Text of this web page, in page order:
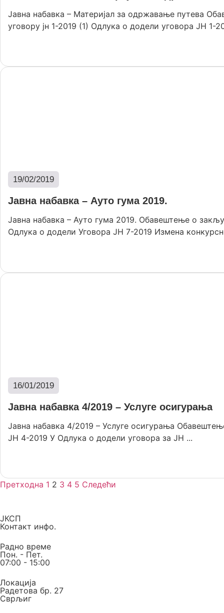
Јавна набавка – Материјал за одржавање путева
уговору јн 1-2019 (1) Одлука о додели уговора ЈН 1-
19/02/2019
Јавна набавка – Ауто гума 2019.
Јавна набавка – Ауто гума 2019. Обавештење о
Одлука о додели Уговора ЈН 7-2019 Измена
16/01/2019
Јавна набавка 4/2019 – Услуге осигурања
Јавна набавка 4/2019 – Услуге осигурања
JН 4-2019 У Oдлука о додели уговора за ЈН ...
Претходна 1 2 3 4 5 Следећи
ЈКСП
Контакт инфо.
Радно време
Пон. - Пет.
07:00 - 15:00
Локација
Радетова бр. 27
Сврљиг